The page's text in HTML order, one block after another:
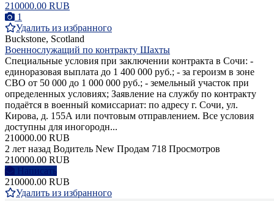
210000.00 RUB
1
Удалить из избранного
Buckstone, Scotland
Военнослужащий по контракту Шахты
Специальные условия при заключении контракта в Сочи: -
единоразовая выплата до 1 400 000 руб.; - за героизм в зоне
СВО от 50 000 до 1 000 000 руб.; - земельный участок при
определенных условиях; Заявление на службу по контракту
подаётся в военный комиссариат: по адресу г. Сочи, ул.
Кирова, д. 155А или почтовым отправлением. Все условия
доступны для иногородн...
210000.00 RUB
2 лет назад Водитель New Продам 718 Просмотров
210000.00 RUB
Написать
210000.00 RUB
Удалить из избранного